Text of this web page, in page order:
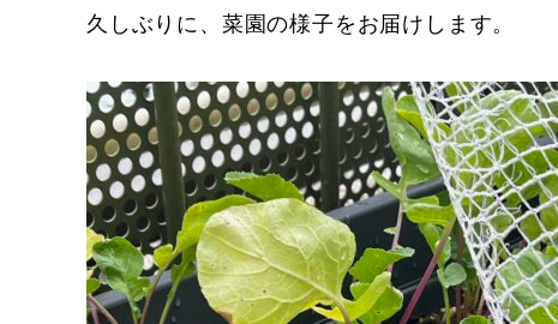
久しぶりに、菜園の様子をお届けします。